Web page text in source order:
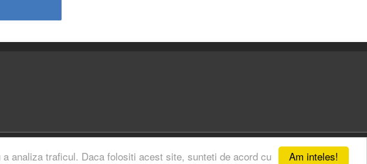
Am inteles!
analiza traficul. Daca folositi acest site, sunteti de acord cu